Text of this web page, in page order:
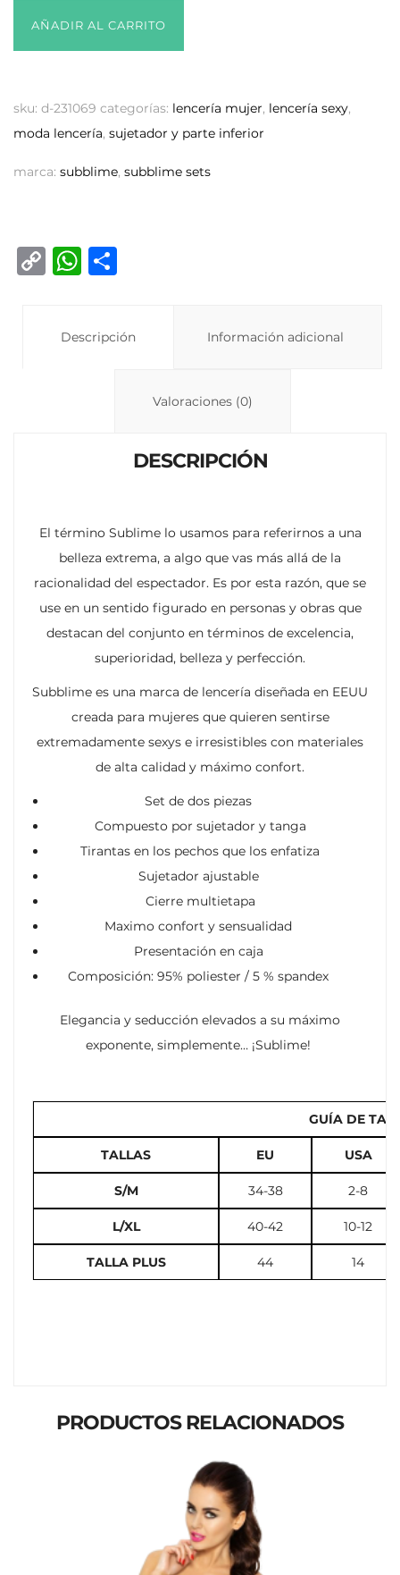
AÑADIR AL CARRITO
sku: d-231069 categorías: lencería mujer, lencería sexy,
moda lencería, sujetador y parte inferior
marca: subblime, subblime sets
C
W
s
p
Descripción Información adicional
Valoraciones (0)
DESCRIPCIÓN
El término Sublime lo usamos para referirnos a una
belleza extrema, a algo que vas más allá de la
racionalidad del espectador. Es por esta razón, que se
use en un sentido figurado en personas y obras que
destacan del conjunto en términos de excelencia,
superioridad, belleza y perfección.
Subblime es una marca de lencería diseñada en EEUU
creada para mujeres que quieren sentirse
extremadamente sexys e irresistibles con materiales
de alta calidad y máximo confort.
Set de dos piezas
Compuesto por sujetador y tanga
Tirantas en los pechos que los enfatiza
Sujetador ajustable
Cierre multietapa
Maximo confort y sensualidad
Presentación en caja
Composición: 95% poliester / 5 % spandex
Elegancia y seducción elevados a su máximo
exponente, simplemente… ¡Sublime!
GUÍA DE
TALLAS EU USA
S/M 34-38 2-8
L/XL 40-42 10-12
TALLA PLUS 44 14
PRODUCTOS RELACIONADOS